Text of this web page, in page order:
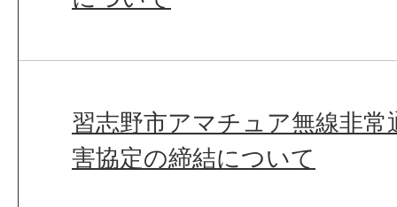
習志野市アマチュア無線非常
害協定の締結について